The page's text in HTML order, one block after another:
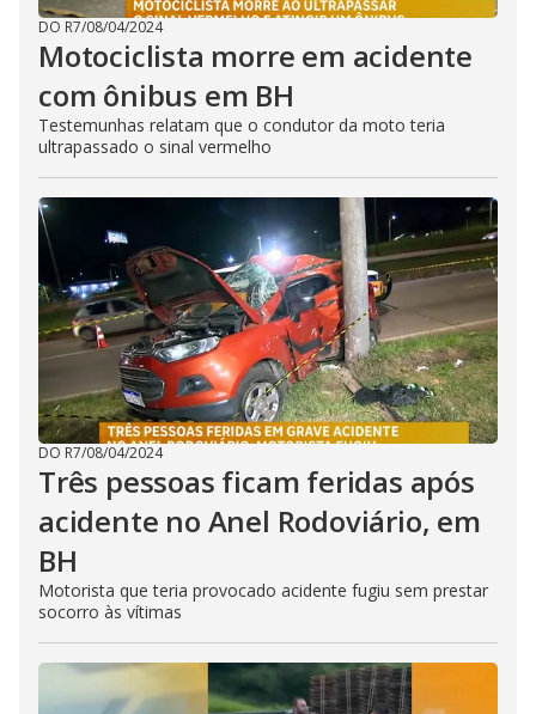
DO R7/08/04/2024
Motociclista morre em acidente
com ônibus em BH
Testemunhas relatam que o condutor da moto teria
ultrapassado o sinal vermelho
DO R7/08/04/2024
Três pessoas ficam feridas após
acidente no Anel Rodoviário, em
BH
Motorista que teria provocado acidente fugiu sem prestar
socorro às vítimas